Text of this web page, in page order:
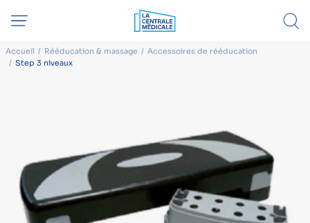
Accueil Rééducation & massage
Accessoires de rééducation
Step 3 niveaux